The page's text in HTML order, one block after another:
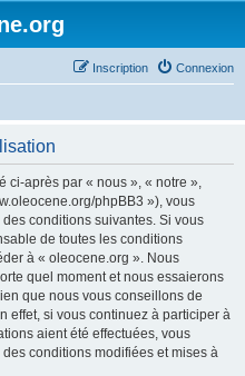
Connexion
Inscription
ci-après par « nous », « notre »,
phpBB3 »), vous
conditions suivantes. Si vous
de toutes les conditions
à « oleocene.org ». Nous
quel moment et nous essaierons
que nous vous conseillons de
effet, si vous continuez à participer à
aient été effectuées, vous
conditions modifiées et mises à